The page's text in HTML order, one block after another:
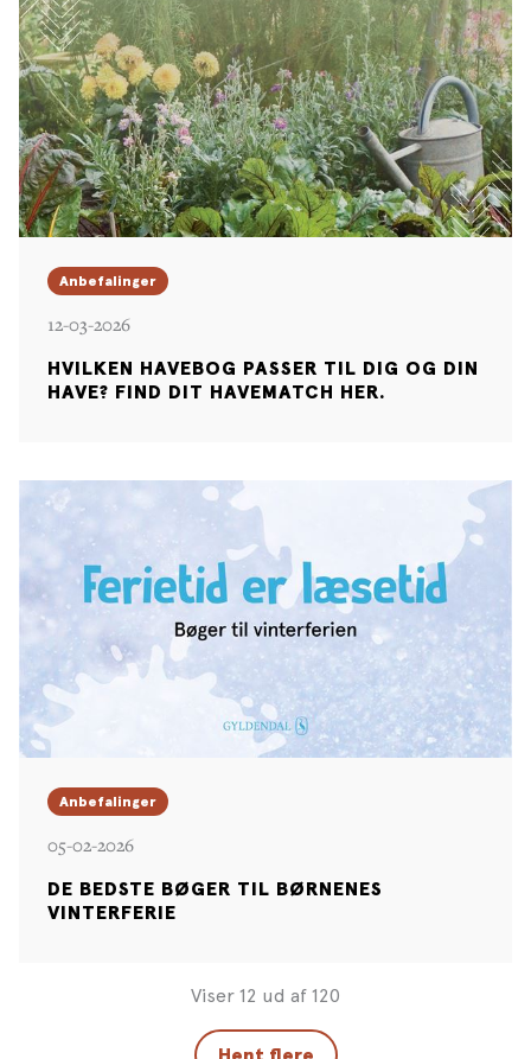
Anbefalinger
12-03-2026
HVILKEN HAVEBOG PASSER TIL DIG OG DIN
HAVE? FIND DIT HAVEMATCH HER.
Anbefalinger
05-02-2026
DE BEDSTE BØGER TIL BØRNENES
VINTERFERIE
Viser 12 ud af 120
Hent flere